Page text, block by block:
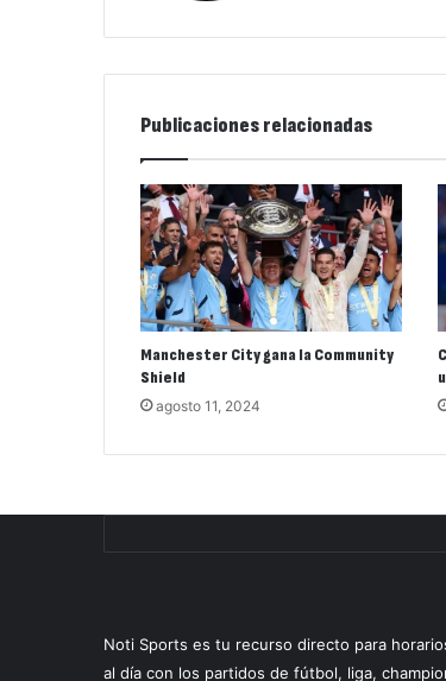
Publicaciones relacionadas
Manchester City gana la Community
Shield
agosto 11, 2024
Noti Sports es tu recurso directo para
al día con los partidos de fútbol, liga,